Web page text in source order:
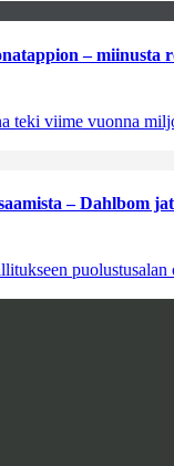
– miinusta
teki viime vuonna
– Dahlbom
puolustusalan